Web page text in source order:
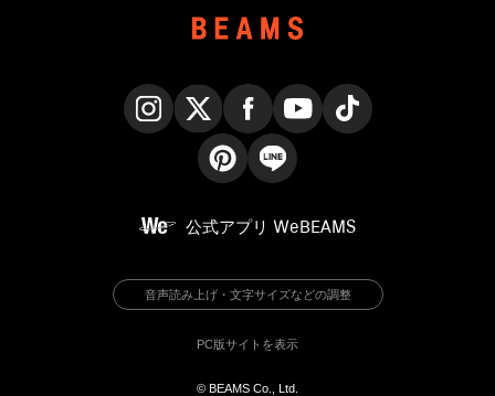
公式アプリ WeBEAMS
音声読み上げ・文字サイズなどの調整
PC版サイトを表示
© BEAMS Co., Ltd.